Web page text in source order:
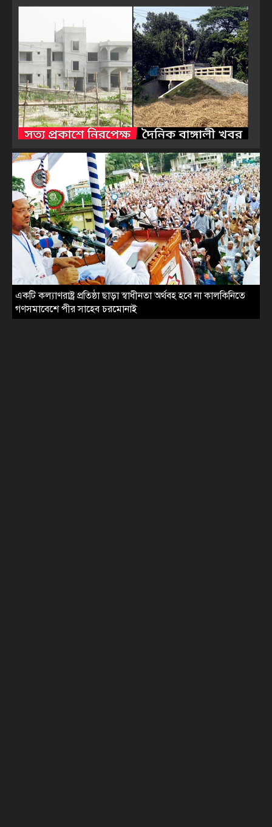
মধুখালীর সেই ইউপি চেয়ারম্যান ও সদস্যকে পদ থেকে অপসারণ